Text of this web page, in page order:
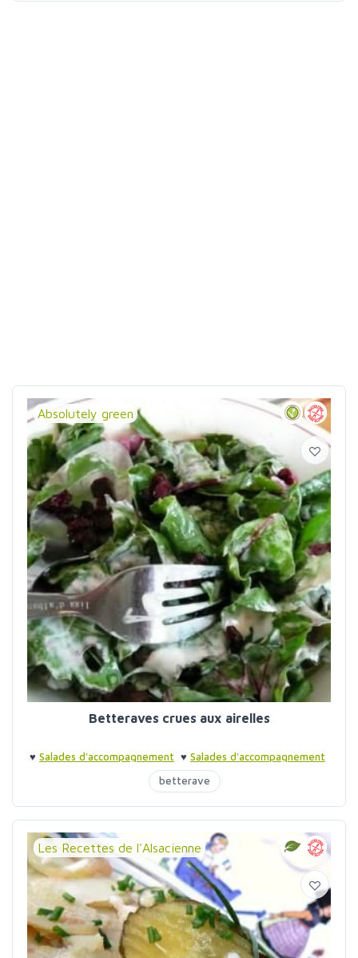
Absolutely green
Betteraves crues aux airelles
♥ Salades d'accompagnement ♥ Salades d'accompagnement
betterave
Les Recettes de l'Alsacienne